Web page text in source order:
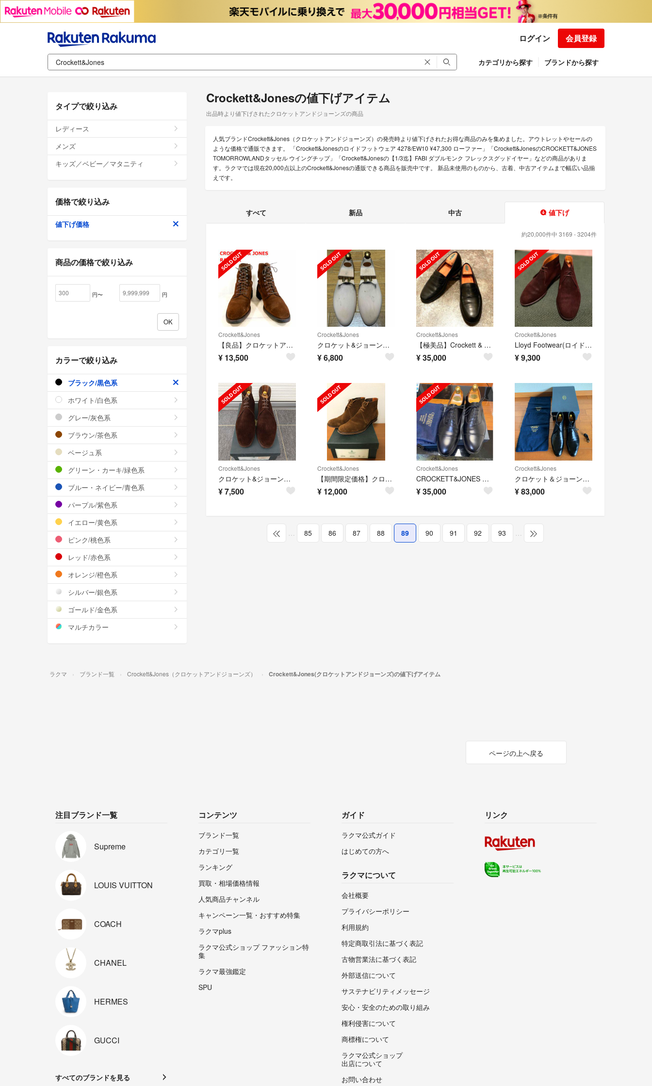
ログイン 会員登録
カテゴリから探す ブランドから探す
Crockett&Jonesの値下げアイテム
出品時より値下げされたクロケットアンドジョーンズの商品
人気ブランドCrockett&Jones（クロケットアンドジョーンズ）の発売時より値下げされたお得な商品のみを集めました。アウトレットやセールの
ような価格で通販できます。 「Crockett&Jonesのロイドフットウェア 4278/EW10 ¥47,300 ローファー」「Crockett&JonesのCROCKETT&JONES
TOMORROWLANDタッセル ウイングチップ」「Crockett&Jonesの【1/3迄】FABI ダブルモンク フレックスグッドイヤー」などの商品がありま
す。ラクマでは現在20,000点以上のCrockett&Jonesの通販できる商品を販売中です。 新品未使用のものから、古着、中古アイテムまで幅広い品揃
えです。
すべて 新品 中古 値下げ
約20,000件中 3169 - 3204件
Crockett&Jones
【良品】クロケットアンドジョーンズ レースアップブーツ RADNOR
¥ 13,500
Crockett&Jones
クロケット&ジョーンズ シューツリー シューキーパーCROCKETT&JONES
¥6,800
Crockett&Jones
【極美品】Crockett & Jones ローファー 8E
¥35,000
Crockett&Jones
Lloyd Footwear(ロイドフットウェア) チャッカブーツ 26.5cm
¥9,300
Crockett&Jones
クロケット&ジョーンズ CHUKKA
¥7,500
Crockett&Jones
【期間限定価格】クロケット&ジョーンズCHUKA SNUFF SUEDE
¥ 12,000
Crockett&Jones
CROCKETT&JONES WHITEHALL UK7
¥35,000
Crockett&Jones
クロケット＆ジョーンズ CROCKETT＆JONES チャッカブーツ
¥83,000
… 85 86 87 88 89 90 91 92 93 …
タイプで絞り込み
レディース
メンズ
キッズ／ベビー／マタニティ
価格で絞り込み
値下げ価格
商品の価格で絞り込み
円〜 円
カラーで絞り込み
ブラック/黒色系
ホワイト/白色系
グレー/灰色系
ブラウン/茶色系
ベージュ系
グリーン・カーキ/緑色系
ブルー・ネイビー/青色系
パープル/紫色系
イエロー/黄色系
ピンク/桃色系
レッド/赤色系
オレンジ/橙色系
シルバー/銀色系
ゴールド/金色系
マルチカラー
ラクマ ブランド一覧 Crockett&Jones（クロケットアンドジョーンズ） Crockett&Jones(クロケットアンドジョーンズ)の値下げアイテム
ページの上へ戻る
注目ブランド一覧
Supreme
LOUIS VUITTON
COACH
CHANEL
HERMES
GUCCI
すべてのブランドを見る
コンテンツ
ブランド一覧
カテゴリ一覧
ランキング
買取・相場価格情報
人気商品チャンネル
キャンペーン一覧・おすすめ特集
ラクマplus
ラクマ公式ショップ ファッション特
集
ラクマ最強鑑定
SPU
ガイド
ラクマ公式ガイド
はじめての方へ
ラクマについて
会社概要
プライバシーポリシー
利用規約
特定商取引法に基づく表記
古物営業法に基づく表記
外部送信について
サステナビリティメッセージ
安心・安全のための取り組み
権利侵害について
商標権について
ラクマ公式ショップ
出店について
お問い合わせ
リンク